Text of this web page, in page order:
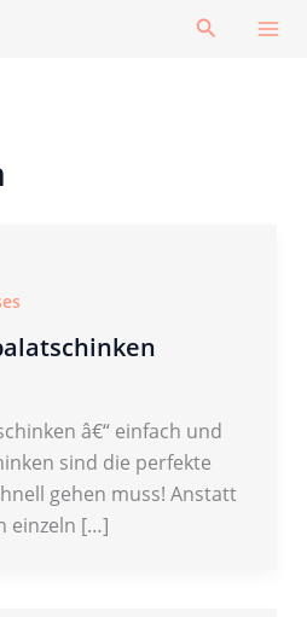
Suchen
â€“ einfach und
sind die perfekte
gehen muss! Anstatt
einzeln […]